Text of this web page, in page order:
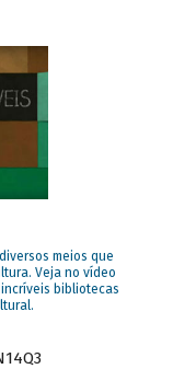
meios que
Veja no vídeo
bibliotecas